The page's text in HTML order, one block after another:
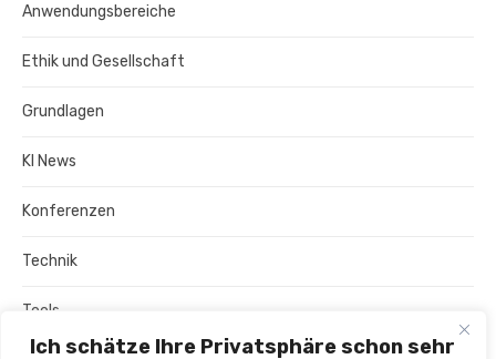
Ich schätze Ihre Privatsphäre schon sehr
Anwendungsbereiche
Ethik und Gesellschaft
Grundlagen
KI News
Konferenzen
Technik
Tools